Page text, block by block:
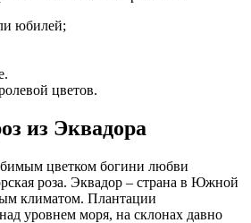
юбилей;
цветов.
из Эквадора
цветком богини любви
роза. Эквадор – страна в Южной
климатом. Плантации
уровнем моря, на склонах давно